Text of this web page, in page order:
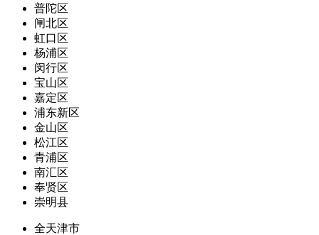
普陀区
闸北区
虹口区
杨浦区
闵行区
宝山区
嘉定区
浦东新区
金山区
松江区
青浦区
南汇区
奉贤区
崇明县
全天津市